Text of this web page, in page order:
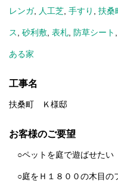
レンガ, 人工芝, 手すり 扶桑
ス 砂利敷, 表札, 防草シート
ある家
工事名
扶桑町 Ｋ様邸
お客様のご要望
○ペットを庭で遊ばせたい
○庭をＨ１８００の木目の